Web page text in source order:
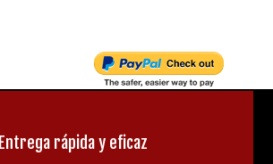
Entrega rápida y eficaz